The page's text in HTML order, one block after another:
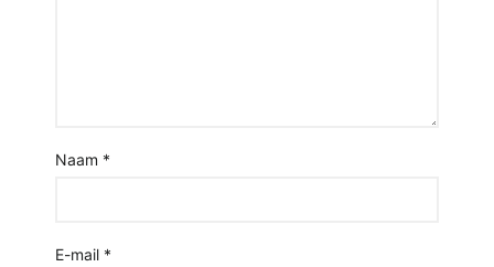
Naam *
E-mail *